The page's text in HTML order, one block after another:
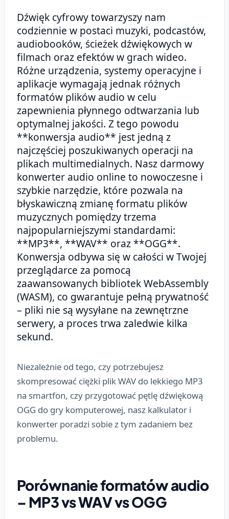
Dźwięk cyfrowy towarzyszy nam
codziennie w postaci muzyki, podcastów,
audiobooków, ścieżek dźwiękowych w
filmach oraz efektów w grach wideo.
Różne urządzenia, systemy operacyjne i
aplikacje wymagają jednak różnych
formatów plików audio w celu
zapewnienia płynnego odtwarzania lub
optymalnej jakości. Z tego powodu
**konwersja audio** jest jedną z
najczęściej poszukiwanych operacji na
plikach multimedialnych. Nasz darmowy
konwerter audio online to nowoczesne i
szybkie narzędzie, które pozwala na
błyskawiczną zmianę formatu plików
muzycznych pomiędzy trzema
najpopularniejszymi standardami:
**MP3**, **WAV** oraz **OGG**.
Konwersja odbywa się w całości w Twojej
przeglądarce za pomocą
zaawansowanych bibliotek WebAssembly
(WASM), co gwarantuje pełną prywatność
– pliki nie są wysyłane na zewnętrzne
serwery, a proces trwa zaledwie kilka
sekund.
Niezależnie od tego, czy potrzebujesz
skompresować ciężki plik WAV do lekkiego MP3
na smartfon, czy przygotować pętlę dźwiękową
OGG do gry komputerowej, nasz kalkulator i
konwerter poradzi sobie z tym zadaniem bez
problemu.
Porównanie formatów audio
– MP3 vs WAV vs OGG